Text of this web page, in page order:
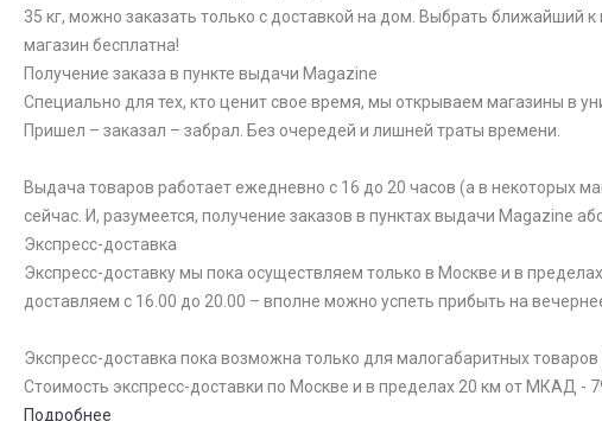
35 кг, можно заказать только с доставкой на дом. Выбрать ближайший
магазин бесплатна!
Получение заказа в пункте выдачи Magazine
Специально для тех, кто ценит свое время, мы открываем магазины в
Пришел – заказал – забрал. Без очередей и лишней траты времени.
Выдача товаров работает ежедневно с 16 до 20 часов (а в некоторых
сейчас. И, разумеется, получение заказов в пунктах выдачи Magazine
Экспресс-доставка
Экспресс-доставку мы пока осуществляем только в Москве и в
доставляем с 16.00 до 20.00 – вполне можно успеть прибыть на
Экспресс-доставка пока возможна только для малогабаритных
Стоимость экспресс-доставки по Москве и в пределах 20 км от МКАД -
Подробнее